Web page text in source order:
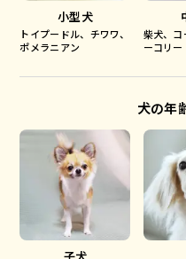
小型犬
トイプードル、チワワ、
ポメラニアン
柴犬、
ーコリー
犬の年